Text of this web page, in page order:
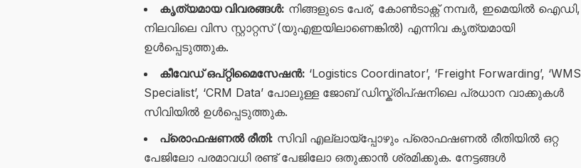
കൃത്യമായ വിവരങ്ങൾ: നിങ്ങളുടെ പേര്, കോൺടാക്റ്റ് നമ്പർ, ഇമെയിൽ ഐഡി,
നിലവിലെ വിസ സ്റ്റാറ്റസ് (യുഎഇയിലാണെങ്കിൽ) എന്നിവ കൃത്യമായി
ഉൾപ്പെടുത്തുക.
കീവേഡ് ഒപ്റ്റിമൈസേഷൻ: ‘Logistics Coordinator’, ‘Freight Forwarding’, ‘WMS
Specialist’, ‘CRM Data’ പോലുള്ള ജോബ് ഡിസ്ക്രിപ്ഷനിലെ പ്രധാന വാക്കുകൾ
സിവിയിൽ ഉൾപ്പെടുത്തുക.
പ്രൊഫഷണൽ രീതി: സിവി എല്ലായ്പ്പോഴും പ്രൊഫഷണൽ രീതിയിൽ ഒറ്റ
പേജിലോ പരമാവധി രണ്ട് പേജിലോ ഒതുക്കാൻ ശ്രമിക്കുക. നേട്ടങ്ങൾ